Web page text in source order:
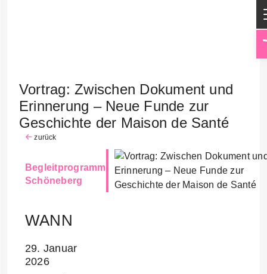
Vortrag: Zwischen Dokument und
Erinnerung – Neue Funde zur
Geschichte der Maison de Santé
zurück
Begleitprogramm
Schöneberg
WANN
29. Januar
2026